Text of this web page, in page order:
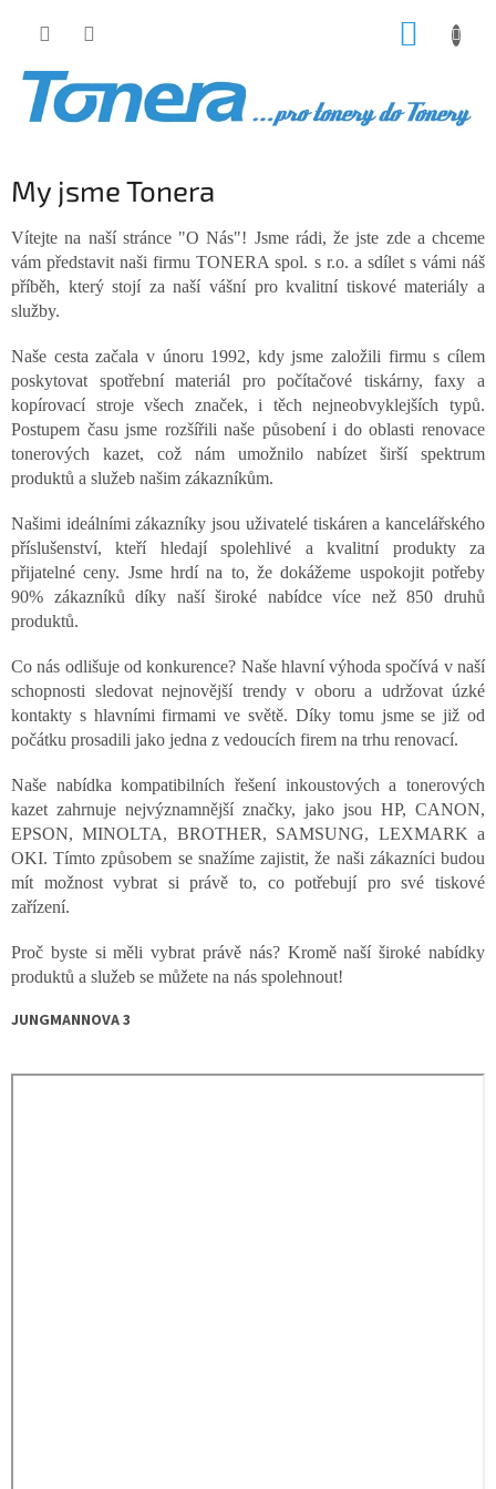
My jsme Tonera
Vítejte na naší stránce "O Nás"! Jsme rádi, že jste zde a chceme
vám představit naši firmu TONERA spol. s r.o. a sdílet s vámi náš
příběh, který stojí za naší vášní pro kvalitní tiskové materiály a
služby.
Naše cesta začala v únoru 1992, kdy jsme založili firmu s cílem
poskytovat spotřební materiál pro počítačové tiskárny, faxy a
kopírovací stroje všech značek, i těch nejneobvyklejších typů.
Postupem času jsme rozšířili naše působení i do oblasti renovace
tonerových kazet, což nám umožnilo nabízet širší spektrum
produktů a služeb našim zákazníkům.
Našimi ideálními zákazníky jsou uživatelé tiskáren a kancelářského
příslušenství, kteří hledají spolehlivé a kvalitní produkty za
přijatelné ceny. Jsme hrdí na to, že dokážeme uspokojit potřeby
90% zákazníků díky naší široké nabídce více než 850 druhů
produktů.
Co nás odlišuje od konkurence? Naše hlavní výhoda spočívá v naší
schopnosti sledovat nejnovější trendy v oboru a udržovat úzké
kontakty s hlavními firmami ve světě. Díky tomu jsme se již od
počátku prosadili jako jedna z vedoucích firem na trhu renovací.
Naše nabídka kompatibilních řešení inkoustových a tonerových
kazet zahrnuje nejvýznamnější značky, jako jsou HP, CANON,
EPSON, MINOLTA, BROTHER, SAMSUNG, LEXMARK a
OKI. Tímto způsobem se snažíme zajistit, že naši zákazníci budou
mít možnost vybrat si právě to, co potřebují pro své tiskové
zařízení.
Proč byste si měli vybrat právě nás? Kromě naší široké nabídky
produktů a služeb se můžete na nás spolehnout!
JUNGMANNOVA 3